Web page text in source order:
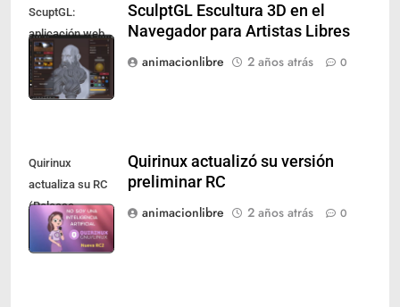
ScuptGL:
aplicación web
para diseño 3D
SculptGL Escultura 3D en el
Navegador para Artistas Libres
animacionlibre
2 años atrás 0
Quirinux
actualiza su RC
(Release
Candidate 2)
Quirinux actualizó su versión
preliminar RC
animacionlibre
2 años atrás 0